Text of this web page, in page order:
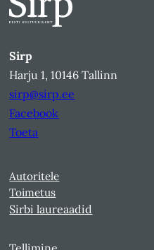
Sirp
Harju 1, 10146 Tallinn
sirp@sirp.ee
Facebook
Toeta
Autoritele
Toimetus
Sirbi laureaadid